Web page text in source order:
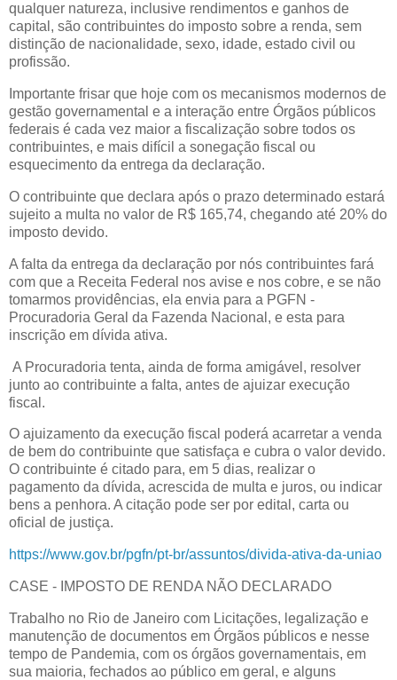
qualquer natureza, inclusive rendimentos e ganhos de
capital, são contribuintes do imposto sobre a renda, sem
distinção de nacionalidade, sexo, idade, estado civil ou
profissão.
Importante frisar que hoje com os mecanismos modernos de
gestão governamental e a interação entre Órgãos públicos
federais é cada vez maior a fiscalização sobre todos os
contribuintes, e mais difícil a sonegação fiscal ou
esquecimento da entrega da declaração.
O contribuinte que declara após o prazo determinado estará
sujeito a multa no valor de R$ 165,74, chegando até 20% do
imposto devido.
A falta da entrega da declaração por nós contribuintes fará
com que a Receita Federal nos avise e nos cobre, e se não
tomarmos providências, ela envia para a PGFN -
Procuradoria Geral da Fazenda Nacional, e esta para
inscrição em dívida ativa.
A Procuradoria tenta, ainda de forma amigável, resolver
junto ao contribuinte a falta, antes de ajuizar execução
fiscal.
O ajuizamento da execução fiscal poderá acarretar a venda
de bem do contribuinte que satisfaça e cubra o valor devido.
O contribuinte é citado para, em 5 dias, realizar o
pagamento da dívida, acrescida de multa e juros, ou indicar
bens a penhora. A citação pode ser por edital, carta ou
oficial de justiça.
https://www.gov.br/pgfn/pt-br/assuntos/divida-ativa-da-uniao
CASE - IMPOSTO DE RENDA NÃO DECLARADO
Trabalho no Rio de Janeiro com Licitações, legalização e
manutenção de documentos em Órgãos públicos e nesse
tempo de Pandemia, com os órgãos governamentais, em
sua maioria, fechados ao público em geral, e alguns